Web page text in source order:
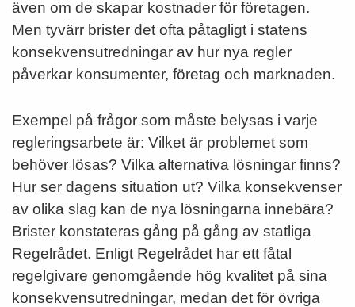
även om de skapar kostnader för företagen.
Men tyvärr brister det ofta påtagligt i statens
konsekvensutredningar av hur nya regler
påverkar konsumenter, företag och marknaden.
Exempel på frågor som måste belysas i varje
regleringsarbete är: Vilket är problemet som
behöver lösas? Vilka alternativa lösningar finns?
Hur ser dagens situation ut? Vilka konsekvenser
av olika slag kan de nya lösningarna innebära?
Brister konstateras gång på gång av statliga
Regelrådet. Enligt Regelrådet har ett fåtal
regelgivare genomgående hög kvalitet på sina
konsekvensutredningar, medan det för övriga